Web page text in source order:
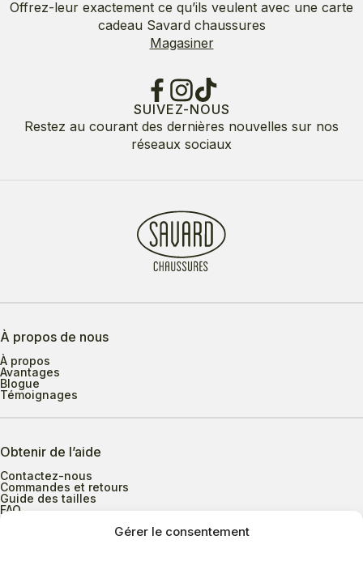
Gérer le consentement
Offrez-leur exactement ce qu’ils veulent avec une carte
cadeau Savard chaussures
Magasiner
SUIVEZ-NOUS
Restez au courant des dernières nouvelles sur nos
réseaux sociaux
À propos de nous
À propos
Avantages
Blogue
Témoignages
Obtenir de l’aide
Contactez-nous
Commandes et retours
Guide des tailles
FAQ